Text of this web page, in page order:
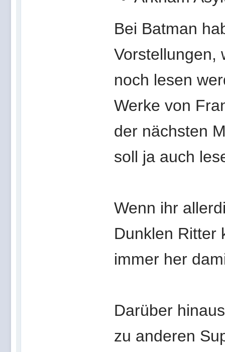
Bei Batman
Vorstellungen,
noch lesen
Werke von
der nächsten
soll ja auch
Wenn ihr
Dunklen Ritter
immer her
Darüber
zu anderen